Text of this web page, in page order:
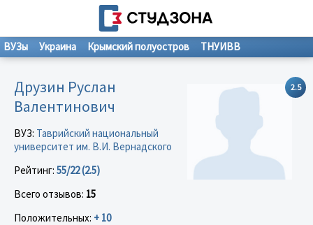
ВУЗы Украина Крымский полуостров ТНУИВВ
2.5
Друзин Руслан
Валентинович
ВУЗ: Таврийский национальный
университет им. В.И. Вернадского
Рейтинг: 55/22 (2.5)
Всего отзывов: 15
Положительных: + 10